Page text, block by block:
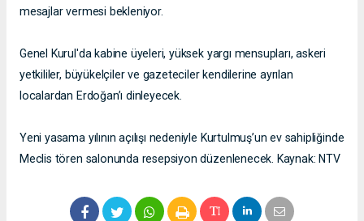
mesajlar vermesi bekleniyor.
Genel Kurul'da kabine üyeleri, yüksek yargı mensupları, askeri
yetkililer, büyükelçiler ve gazeteciler kendilerine ayrılan
localardan Erdoğan’ı dinleyecek.
Yeni yasama yılının açılışı nedeniyle Kurtulmuş’un ev sahipliğinde
Meclis tören salonunda resepsiyon düzenlenecek. Kaynak: NTV